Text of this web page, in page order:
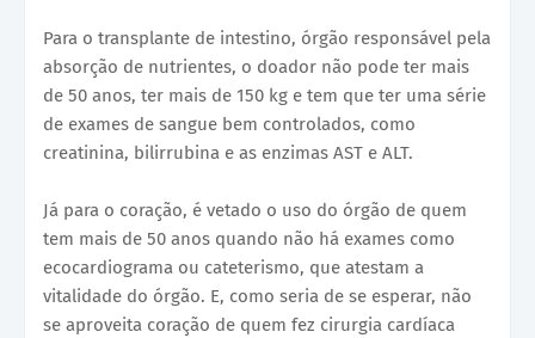
Para o transplante de intestino, órgão responsável pela
absorção de nutrientes, o doador não pode ter mais
de 50 anos, ter mais de 150 kg e tem que ter uma série
de exames de sangue bem controlados, como
creatinina, bilirrubina e as enzimas AST e ALT.
Já para o coração, é vetado o uso do órgão de quem
tem mais de 50 anos quando não há exames como
ecocardiograma ou cateterismo, que atestam a
vitalidade do órgão. E, como seria de se esperar, não
se aproveita coração de quem fez cirurgia cardíaca